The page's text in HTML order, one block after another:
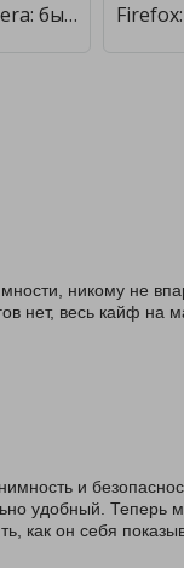
Браузер Opera: быстрый и приватный [Unlocked]
никому не
нет, весь кайф на
и
удобный. Теперь
как он себя